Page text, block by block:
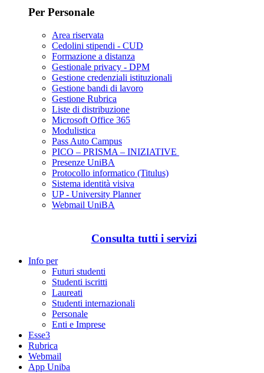
Per Personale
Area riservata
Cedolini stipendi - CUD
Formazione a distanza
Gestionale privacy - DPM
Gestione credenziali istituzionali
Gestione bandi di lavoro
Gestione Rubrica
Liste di distribuzione
Microsoft Office 365
Modulistica
Pass Auto Campus
PICO – PRISMA – INIZIATIVE
Presenze UniBA
Protocollo informatico (Titulus)
Sistema identità visiva
UP - University Planner
Webmail UniBA
Consulta tutti i servizi
Info per
Futuri studenti
Studenti iscritti
Laureati
Studenti internazionali
Personale
Enti e Imprese
Esse3
Rubrica
Webmail
App Uniba